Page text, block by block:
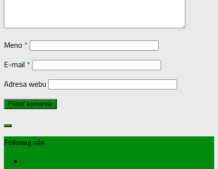
Meno *
E-mail *
Adresa webu
Followuj nás